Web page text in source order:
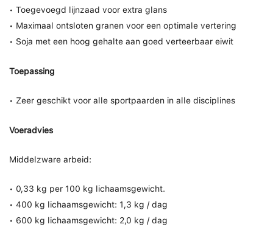
• Toegevoegd lijnzaad voor extra glans
• Maximaal ontsloten granen voor een optimale vertering
• Soja met een hoog gehalte aan goed verteerbaar eiwit
Toepassing
• Zeer geschikt voor alle sportpaarden in alle disciplines
Voeradvies
Middelzware arbeid:
• 0,33 kg per 100 kg lichaamsgewicht.
• 400 kg lichaamsgewicht: 1,3 kg / dag
• 600 kg lichaamsgewicht: 2,0 kg / dag